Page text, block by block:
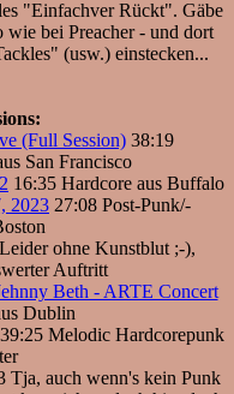
"Einfachver Rückt". Gäbe
bei Preacher - und dort
(usw.) einstecken...
(Full Session) 38:19
San Francisco
16:35 Hardcore aus Buffalo
2023 27:08 Post-Punk/-
ohne Kunstblut ;-),
Auftritt
Beth - ARTE Concert
Dublin
39:25 Melodic Hardcorepunk
Tja, auch wenn's kein Punk